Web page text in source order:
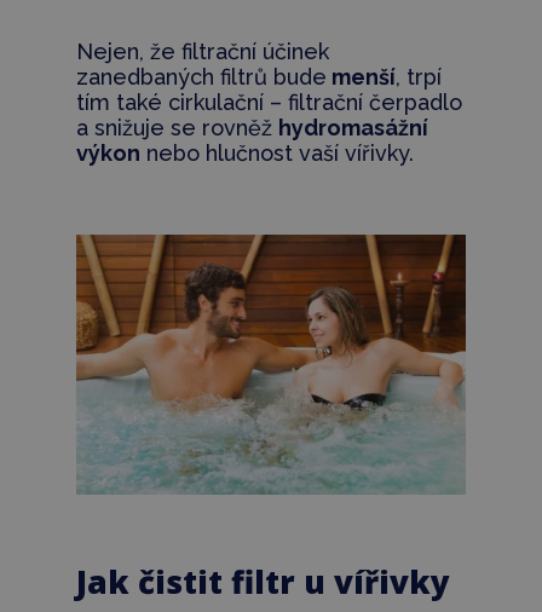
Nejen, že filtrační účinek
zanedbaných filtrů bude menší, trpí
tím také cirkulační – filtrační čerpadlo
a snižuje se rovněž hydromasážní
výkon nebo hlučnost vaší vířivky.
Jak čistit filtr u vířivky